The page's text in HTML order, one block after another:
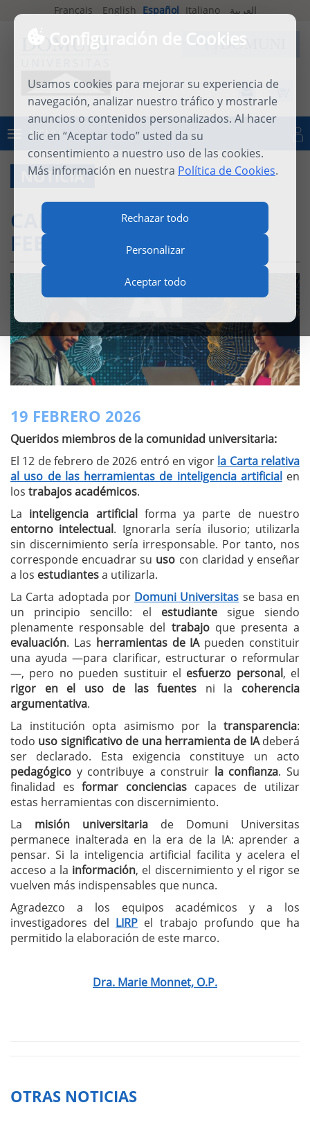
Configuración de Cookies
Usamos cookies para mejorar su experiencia de
navegación, analizar nuestro tráfico y mostrarle
anuncios o contenidos personalizados. Al hacer
clic en “Aceptar todo” usted da su
consentimiento a nuestro uso de las cookies.
Más información en nuestra Política de Cookies.
Rechazar todo
Personalizar
Aceptar todo
Français English Español Italiano العربية
MENÚ
NOTICIA
CARTA DE LA RECTORA,
FEBRERO DE 2026
19 FEBRERO 2026
Queridos miembros de la comunidad universitaria:
El 12 de febrero de 2026 entró en vigor la Carta relativa
al uso de las herramientas de inteligencia artificialen
los trabajos académicos.
La inteligencia artificialforma ya parte de nuestro
entorno intelectual. Ignorarla sería ilusorio; utilizarla
sin discernimiento sería irresponsable. Por tanto, nos
corresponde encuadrar su uso con claridad y enseñar
a los estudiantesa utilizarla.
La Carta adoptada por Domuni Universitas se basa en
un principio sencillo: el estudiantesigue siendo
plenamente responsable del trabajoque presenta a
evaluación. Las herramientas de IApueden constituir
una ayuda —para clarificar, estructurar o reformular
—, pero no pueden sustituir el esfuerzo personal, el
rigor en el uso de las fuentes ni la coherencia
argumentativa.
La institución opta asimismo por la transparencia:
todo uso significativo de una herramienta de IAdeberá
ser declarado. Esta exigencia constituye un acto
pedagógico y contribuye a construir la confianza. Su
finalidad esformar conciencias capaces de utilizar
estas herramientas con discernimiento.
La misión universitaria de Domuni Universitas
permanece inalterada en la era de la IA: aprender a
pensar. Si la inteligencia artificial facilita y acelera el
acceso a la información, el discernimiento y el rigor se
vuelven más indispensables que nunca.
Agradezco a los equipos académicos y a los
investigadores del LIRP el trabajo profundo que ha
permitido la elaboración de este marco.
Dra. Marie Monnet, O.P.
OTRAS NOTICIAS